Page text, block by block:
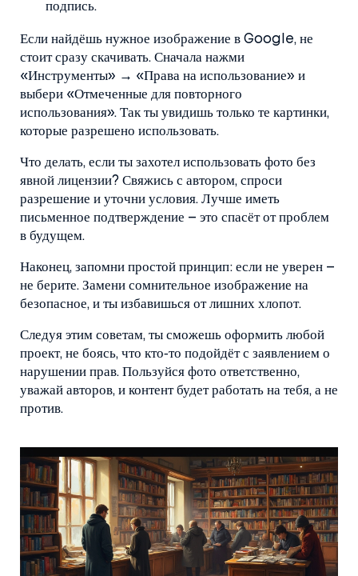
подпись.
Если найдёшь нужное изображение в Google, не
стоит сразу скачивать. Сначала нажми
«Инструменты» → «Права на использование» и
выбери «Отмеченные для повторного
использования». Так ты увидишь только те картинки,
которые разрешено использовать.
Что делать, если ты захотел использовать фото без
явной лицензии? Свяжись с автором, спроси
разрешение и уточни условия. Лучше иметь
письменное подтверждение – это спасёт от проблем
в будущем.
Наконец, запомни простой принцип: если не уверен –
не берите. Замени сомнительное изображение на
безопасное, и ты избавишься от лишних хлопот.
Следуя этим советам, ты сможешь оформить любой
проект, не боясь, что кто‑то подойдёт с заявлением о
нарушении прав. Пользуйся фото ответственно,
уважай авторов, и контент будет работать на тебя, а не
против.